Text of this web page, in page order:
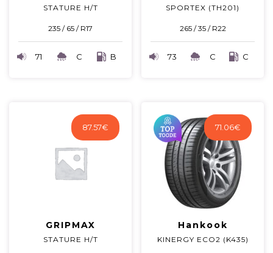
STATURE H/T
235 / 65 / R17
71 C B
SPORTEX (TH201)
265 / 35 / R22
73 C C
87.57€
GRIPMAX
STATURE H/T
71.06€
Hankook
KINERGY ECO2 (K435)